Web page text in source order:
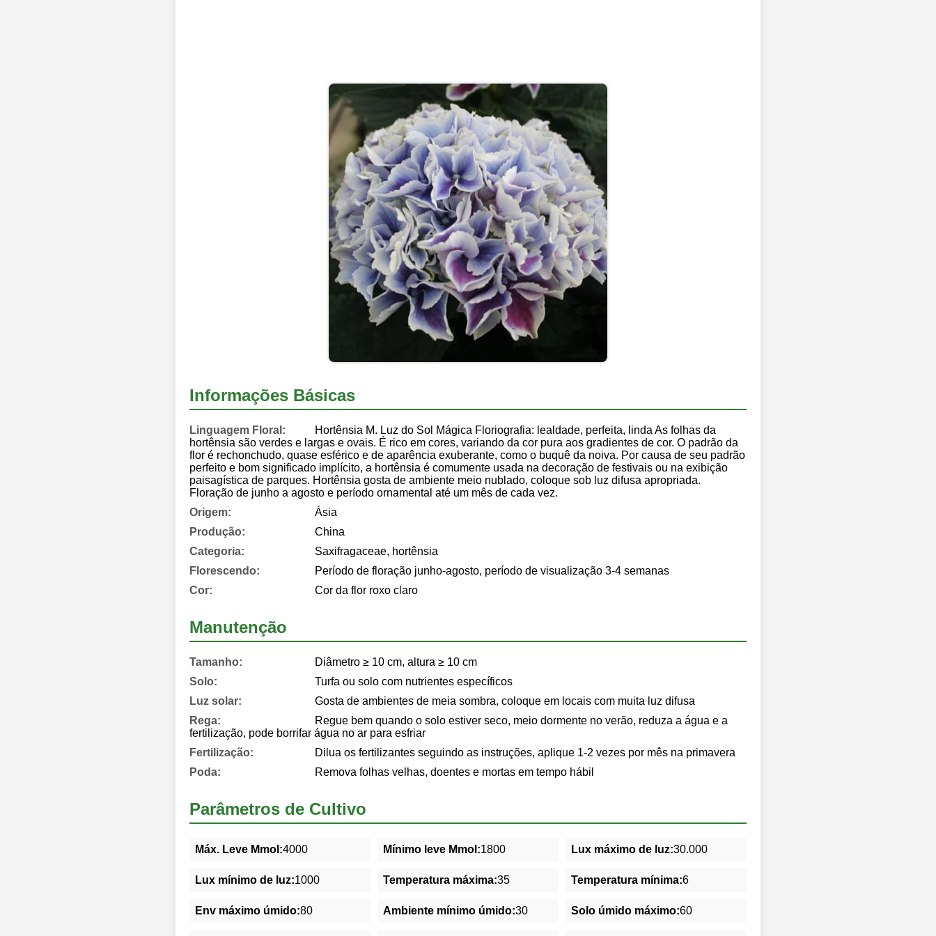
Informações Básicas
Linguagem Floral:
Hortênsia M. Luz do Sol Mágica Floriografia: lealdade, perfeita, linda As folhas da
hortênsia são verdes e largas e ovais. É rico em cores, variando da cor pura aos gradientes de cor. O padrão da
flor é rechonchudo, quase esférico e de aparência exuberante, como o buquê da noiva. Por causa de seu padrão
perfeito e bom significado implícito, a hortênsia é comumente usada na decoração de festivais ou na exibição
paisagística de parques. Hortênsia gosta de ambiente meio nublado, coloque sob luz difusa apropriada.
Floração de junho a agosto e período ornamental até um mês de cada vez.
Origem:
Ásia
Produção:
China
Categoria:
Saxifragaceae, hortênsia
Florescendo:
Período de floração junho-agosto, período de visualização 3-4 semanas
Cor:
Cor da flor roxo claro
Manutenção
Tamanho:
Diâmetro ≥ 10 cm, altura ≥ 10 cm
Solo:
Turfa ou solo com nutrientes específicos
Luz solar:
Gosta de ambientes de meia sombra, coloque em locais com muita luz difusa
Rega:
Regue bem quando o solo estiver seco, meio dormente no verão, reduza a água e a
fertilização, pode borrifar água no ar para esfriar
Fertilização:
Dilua os fertilizantes seguindo as instruções, aplique 1-2 vezes por mês na primavera
Poda:
Remova folhas velhas, doentes e mortas em tempo hábil
Parâmetros de Cultivo
Máx. Leve Mmol:4000 Mínimo leve Mmol:1800 Lux máximo de luz:30.000
Lux mínimo de luz:1000 Temperatura máxima:35 Temperatura mínima:6
Env máximo úmido:80 Ambiente mínimo úmido:30 Solo úmido máximo:60